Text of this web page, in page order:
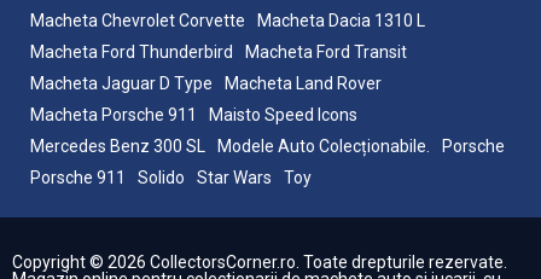
Macheta Chevrolet Corvette
Macheta Dacia 1310 L
Macheta Ford Thunderbird
Macheta Ford Transit
Macheta Jaguar D Type
Macheta Land Rover
Macheta Porsche 911
Maisto Speed Icons
Mercedes Benz 300 SL
Modele Auto Colecționabile.
Porsche
Porsche 911
Solido Star Wars Toy
Copyright © 2026 CollectorsCorner.ro. Toate drepturile rezervate.